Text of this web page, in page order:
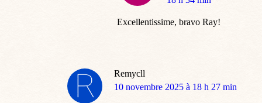
Excellentissime, bravo Ray!
Remycll
dit
10 novembre 2025 à 18 h 27 min